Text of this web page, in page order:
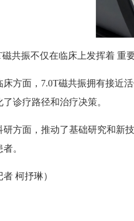
振不仅在临床上发挥着 重要
面，7.0T磁共振拥有接近活
诊疗路径和治疗决策。
面，推动了基础研究和新技
。
柯抒琳）